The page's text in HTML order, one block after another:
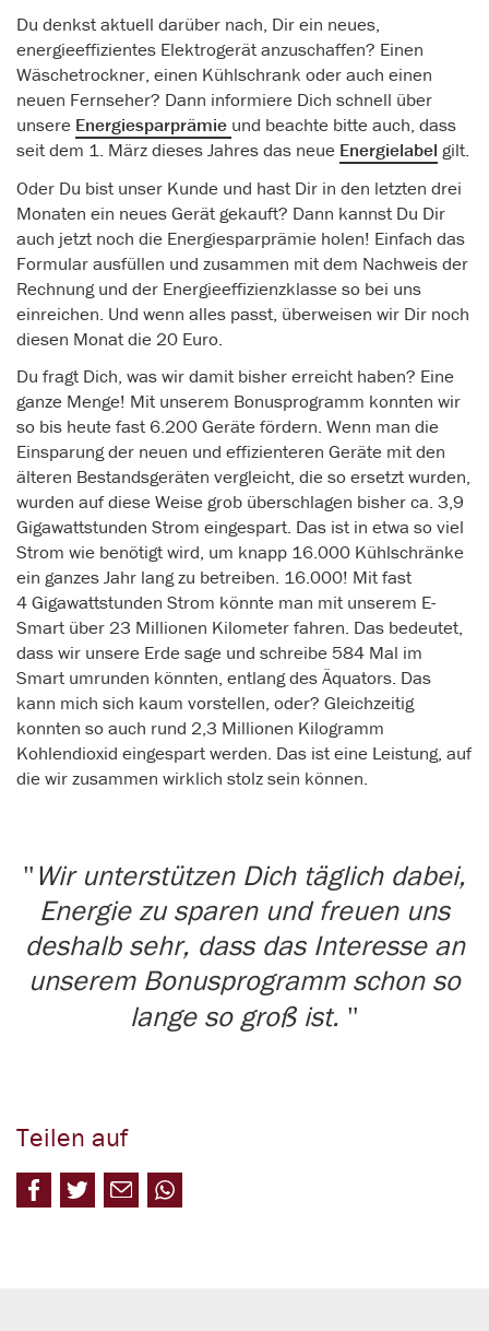
Du denkst aktuell darüber nach, Dir ein neues,
energieeffizientes Elektrogerät anzuschaffen? Einen
Wäschetrockner, einen Kühlschrank oder auch einen
neuen Fernseher? Dann informiere Dich schnell über
unsere Energiesparprämie und beachte bitte auch, dass
seit dem 1. März dieses Jahres das neue Energielabel gilt.
Oder Du bist unser Kunde und hast Dir in den letzten drei
Monaten ein neues Gerät gekauft? Dann kannst Du Dir
auch jetzt noch die Energiesparprämie holen! Einfach das
Formular ausfüllen und zusammen mit dem Nachweis der
Rechnung und der Energieeffizienzklasse so bei uns
einreichen. Und wenn alles passt, überweisen wir Dir noch
diesen Monat die 20 Euro.
Du fragt Dich, was wir damit bisher erreicht haben? Eine
ganze Menge! Mit unserem Bonusprogramm konnten wir
so bis heute fast 6.200 Geräte fördern. Wenn man die
Einsparung der neuen und effizienteren Geräte mit den
älteren Bestandsgeräten vergleicht, die so ersetzt wurden,
wurden auf diese Weise grob überschlagen bisher ca. 3,9
Gigawattstunden Strom eingespart. Das ist in etwa so viel
Strom wie benötigt wird, um knapp 16.000 Kühlschränke
ein ganzes Jahr lang zu betreiben. 16.000! Mit fast
4 Gigawattstunden Strom könnte man mit unserem E-
Smart über 23 Millionen Kilometer fahren. Das bedeutet,
dass wir unsere Erde sage und schreibe 584 Mal im
Smart umrunden könnten, entlang des Äquators. Das
kann mich sich kaum vorstellen, oder? Gleichzeitig
konnten so auch rund 2,3 Millionen Kilogramm
Kohlendioxid eingespart werden. Das ist eine Leistung, auf
die wir zusammen wirklich stolz sein können.
Wir unterstützen Dich täglich dabei,
Energie zu sparen und freuen uns
deshalb sehr, dass das Interesse an
unserem Bonusprogramm schon so
lange so groß ist.
Teilen auf